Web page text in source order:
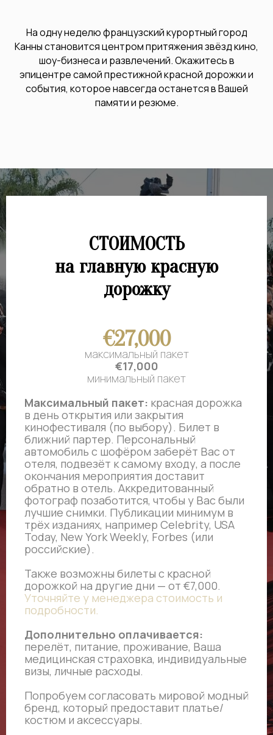
На одну неделю французский курортный город
Канны становится центром притяжения звёзд кино,
шоу-бизнеса и развлечений. Окажитесь в
эпицентре самой престижной красной дорожки и
события, которое навсегда останется в Вашей
памяти и резюме.
СТОИМОСТЬ
на главную красную
дорожку
€27,000
максимальный пакет
€17,000
минимальный пакет
Максимальный пакет: красная дорожка
в день открытия или закрытия
кинофестиваля (по выбору). Билет в
ближний партер. Персональный
автомобиль с шофёром заберёт Вас от
отеля, подвезёт к самому входу, а после
окончания мероприятия доставит
обратно в отель. Аккредитованный
фотограф позаботится, чтобы у Вас были
лучшие снимки. Публикации минимум в
трёх изданиях, например Celebrity, USA
Today, New York Weekly, Forbes (или
российские).
Также возможны билеты с красной
дорожкой на другие дни — от €7,000.
Уточняйте у менеджера стоимость и
подробности.
Дополнительно оплачивается:
перелёт, питание, проживание, Ваша
медицинская страховка, индивидуальные
визы, личные расходы.
Попробуем согласовать мировой модный
бренд, который предоставит платье/
костюм и аксессуары.